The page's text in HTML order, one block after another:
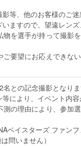
等、他のお客様のご
ますので、望遠レン
を選手が持って撮影
要望にお応えできな
との記念撮影となり
により、イベント内
の理由により、参加
ベイスターズ ファン
問いません）